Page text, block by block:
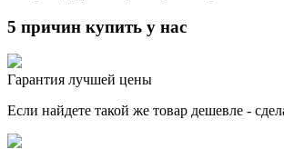
5 причин купить у нас
Гарантия лучшей цены
Если найдете такой же товар дешевле -